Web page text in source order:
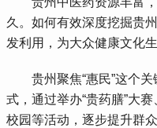
久。如何有效深度挖掘贵
发利用，为大众健康文化
贵州聚焦“惠民”这个关
式，通过举办“贵药膳”大
校园等活动，逐步提升群